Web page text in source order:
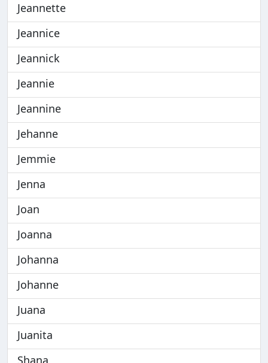
Jeannette
Jeannice
Jeannick
Jeannie
Jeannine
Jehanne
Jemmie
Jenna
Joan
Joanna
Johanna
Johanne
Juana
Juanita
Shana